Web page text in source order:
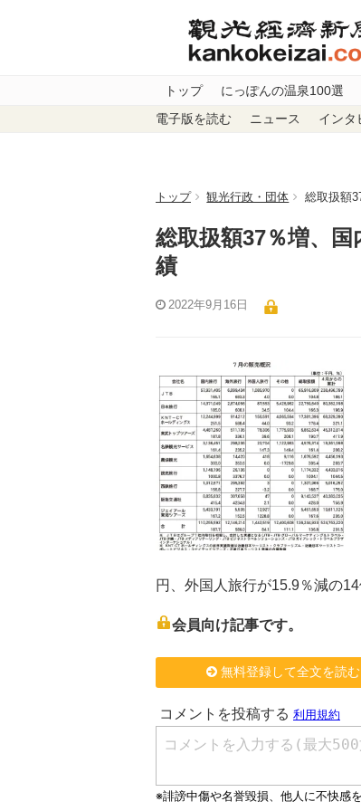
トップ にっぽんの温泉100選
電子版を読む ニュース インタ
トップ 観光行政・団体 総取扱額
総取扱額37％増、
績
2022年9月16日
円、外国人旅行が15.9％減の
会員向け記事です。
無料登録して全文を読む